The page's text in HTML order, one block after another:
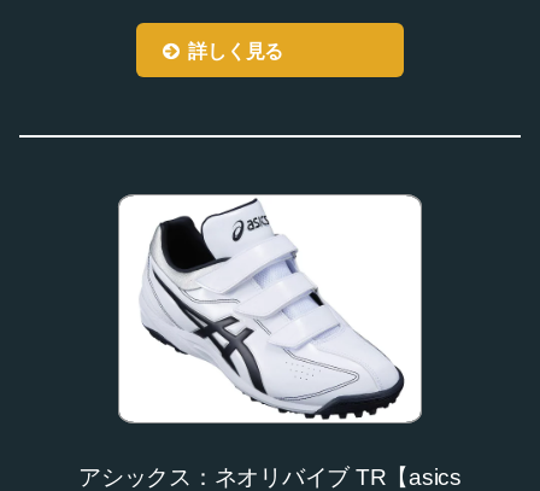
詳しく見る
アシックス：ネオリバイブ TR【asics